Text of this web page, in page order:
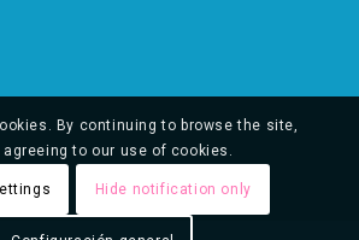
By continuing to browse the site,
agreeing to our use of cookies.
Hide notification only